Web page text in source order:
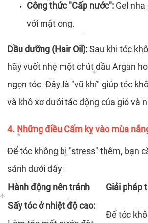
*
*
*
*
Công thức "Cấp nước": Gel
với mật ong.
Dầu dưỡng (Hair Oil):Sau khi tóc
hãy vuốt nhẹ một chút dầu Argan
ngọn tóc. Đây là "vũ khí" giúp tóc
và khô xơ dưới tác động của gió và
4. Những điều Cấm kỵ vào mùa
Để tóc không bị "stress" thêm, bạn
sánh dưới đây:
Hành động nên tránh
Giải pháp
Sấy tóc ở nhiệt độ cao:
Để tóc